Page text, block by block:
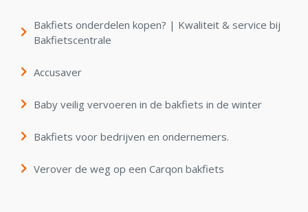
Bakfiets onderdelen kopen? | Kwaliteit & service bij
Bakfietscentrale
Accusaver
Baby veilig vervoeren in de bakfiets in de winter
Bakfiets voor bedrijven en ondernemers.
Verover de weg op een Carqon bakfiets